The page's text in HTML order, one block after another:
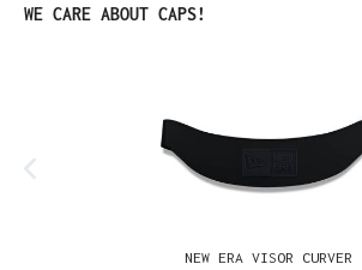
Produktgalerie überspringen
WE CARE ABOUT CAPS!
NEW ERA VISOR CURVER